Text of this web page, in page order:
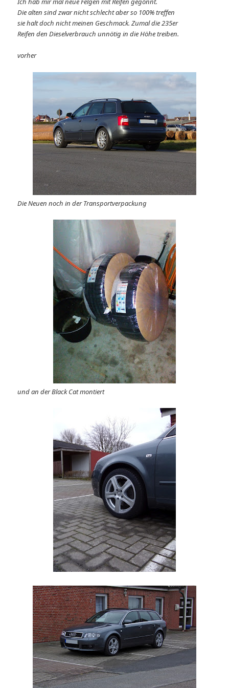
Die alten sind zwar nicht schlecht aber so 100% treffen
sie halt doch nicht meinen Geschmack. Zumal die 235er
Reifen den Dieselverbrauch unnötig in die Höhe treiben.
vorher
Die Neuen noch in der Transportverpackung
und an der Black Cat montiert